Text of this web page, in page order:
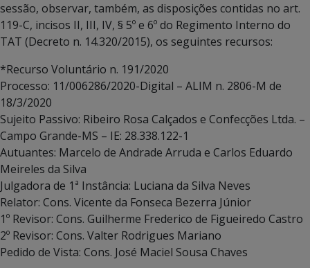
sessão, observar, também, as disposições contidas no art.
119-C, incisos II, III, IV, § 5º e 6º do Regimento Interno do
TAT (Decreto n. 14.320/2015), os seguintes recursos:
*Recurso Voluntário n. 191/2020
Processo: 11/006286/2020-Digital – ALIM n. 2806-M de
18/3/2020
Sujeito Passivo: Ribeiro Rosa Calçados e Confecções Ltda. –
Campo Grande-MS – IE: 28.338.122-1
Autuantes: Marcelo de Andrade Arruda e Carlos Eduardo
Meireles da Silva
Julgadora de 1ª Instância: Luciana da Silva Neves
Relator: Cons. Vicente da Fonseca Bezerra Júnior
1º Revisor: Cons. Guilherme Frederico de Figueiredo Castro
2º Revisor: Cons. Valter Rodrigues Mariano
Pedido de Vista: Cons. José Maciel Sousa Chaves